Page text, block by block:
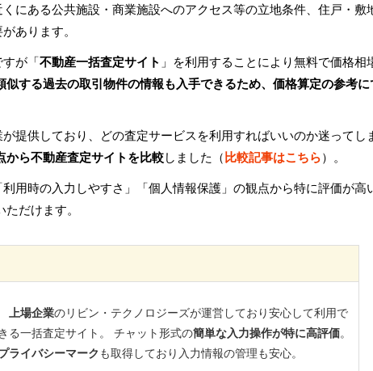
にある公共施設・商業施設へのアクセス等の立地条件、住戸・敷
あります。
が「不動産一括査定サイト 」を利用することにより無料で価格相
似する過去の取引物件の情報も入手できるため、価格算定の参考に
提供しており、どの査定サービスを利用すればいいのか迷ってし
から不動産査定サイトを比較しました（比較記事はこちら）。
用時の入力しやすさ」「個人情報保護」の観点から特に評価が高
だけます。